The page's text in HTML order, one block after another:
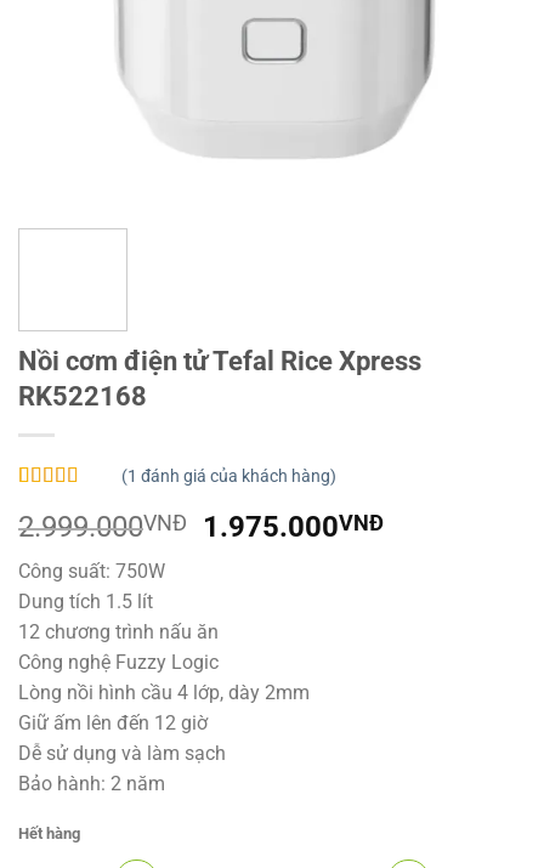
Nồi cơm điện tử Tefal Rice Xpress
RK522168
dựa trên
đánh giá
(1 đánh giá của khách hàng)
2.999.000VNĐ
Giá
1.975.000VNĐGiá
Công suất: 750W
Dung tích 1.5 lít
12 chương trình nấu ăn
Công nghệ Fuzzy Logic
Lòng nồi hình cầu 4 lớp, dày 2mm
Giữ ấm lên đến 12 giờ
Dễ sử dụng và làm sạch
Bảo hành: 2 năm
Hết hàng